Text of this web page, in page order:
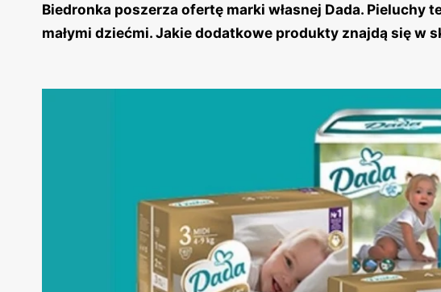
Biedronka poszerza ofertę marki własnej Dada.
małymi dziećmi. Jakie dodatkowe produkty znajdą się w